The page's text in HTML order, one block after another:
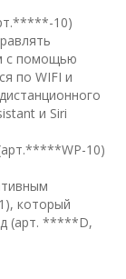
10)
с помощью
по WIFI и
и Siri
10)
который
(арт. *****D,